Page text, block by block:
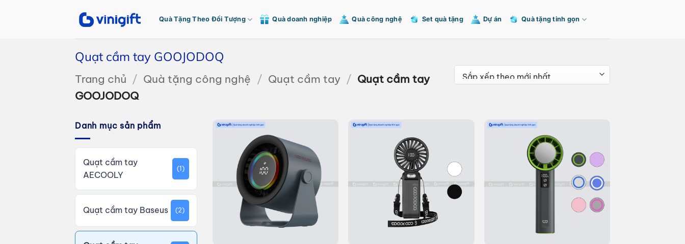
Quà Tặng Theo Đối Tượng Quà doanh nghiệp Quà công nghệ Set quà tặng Dự án Quà tặng tinh gọn
Quạt cầm tay GOOJODOQ
Trang chủ / Quà tặng công nghệ / Quạt cầm tay / Quạt cầm tay
GOOJODOQ
Danh mục sản phẩm
Quạt cầm tay
AECOOLY
(1)
Quạt cầm tay Baseus (2)